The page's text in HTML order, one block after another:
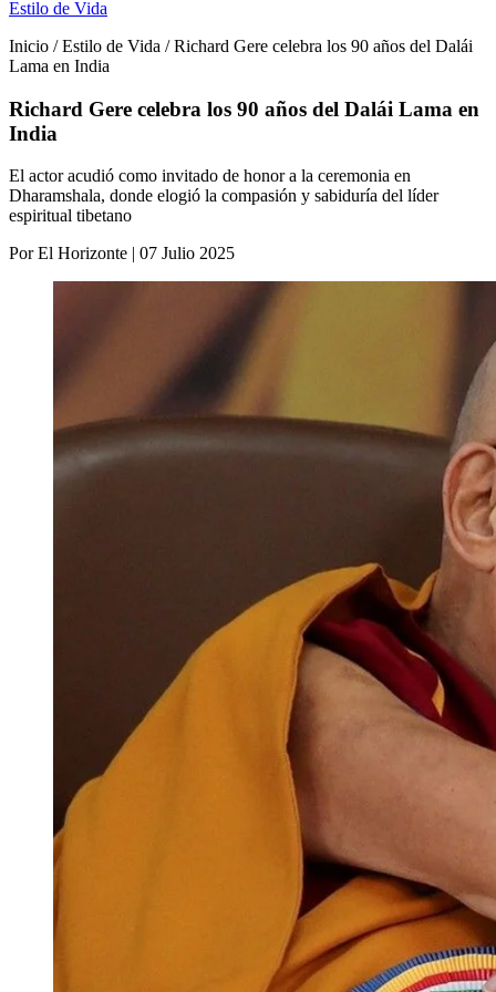
Estilo de Vida
Inicio / Estilo de Vida / Richard Gere celebra los 90 años del Dalái
Lama en India
Richard Gere celebra los 90 años del Dalái Lama en
India
El actor acudió como invitado de honor a la ceremonia en
Dharamshala, donde elogió la compasión y sabiduría del líder
espiritual tibetano
Por El Horizonte | 07 Julio 2025